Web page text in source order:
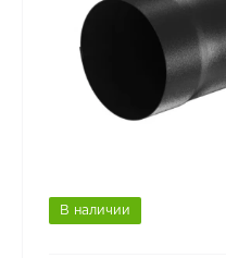
В наличии